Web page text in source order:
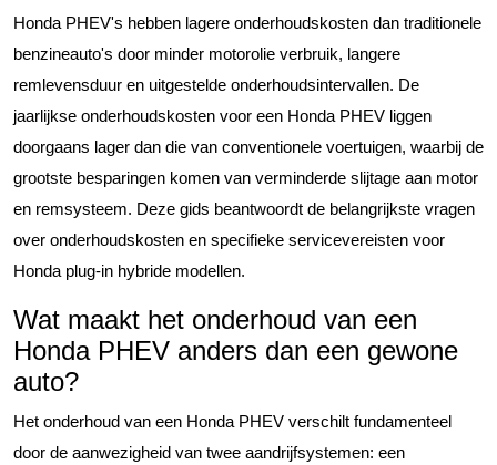
Honda PHEV's hebben lagere onderhoudskosten dan traditionele
benzineauto's door minder motorolie verbruik, langere
remlevensduur en uitgestelde onderhoudsintervallen. De
jaarlijkse onderhoudskosten voor een Honda PHEV liggen
doorgaans lager dan die van conventionele voertuigen, waarbij de
grootste besparingen komen van verminderde slijtage aan motor
en remsysteem. Deze gids beantwoordt de belangrijkste vragen
over onderhoudskosten en specifieke servicevereisten voor
Honda plug-in hybride modellen.
Wat maakt het onderhoud van een
Honda PHEV anders dan een gewone
auto?
Het onderhoud van een Honda PHEV verschilt fundamenteel
door de aanwezigheid van twee aandrijfsystemen: een